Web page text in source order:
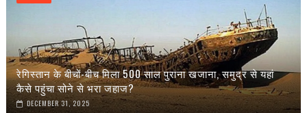
रेगिस्तान के बीचों-बीच मिला 500 साल पुराना खजाना, समुद्र से यहां
कैसे पहुंचा सोने से भरा जहाज?
DECEMBER 31, 2025